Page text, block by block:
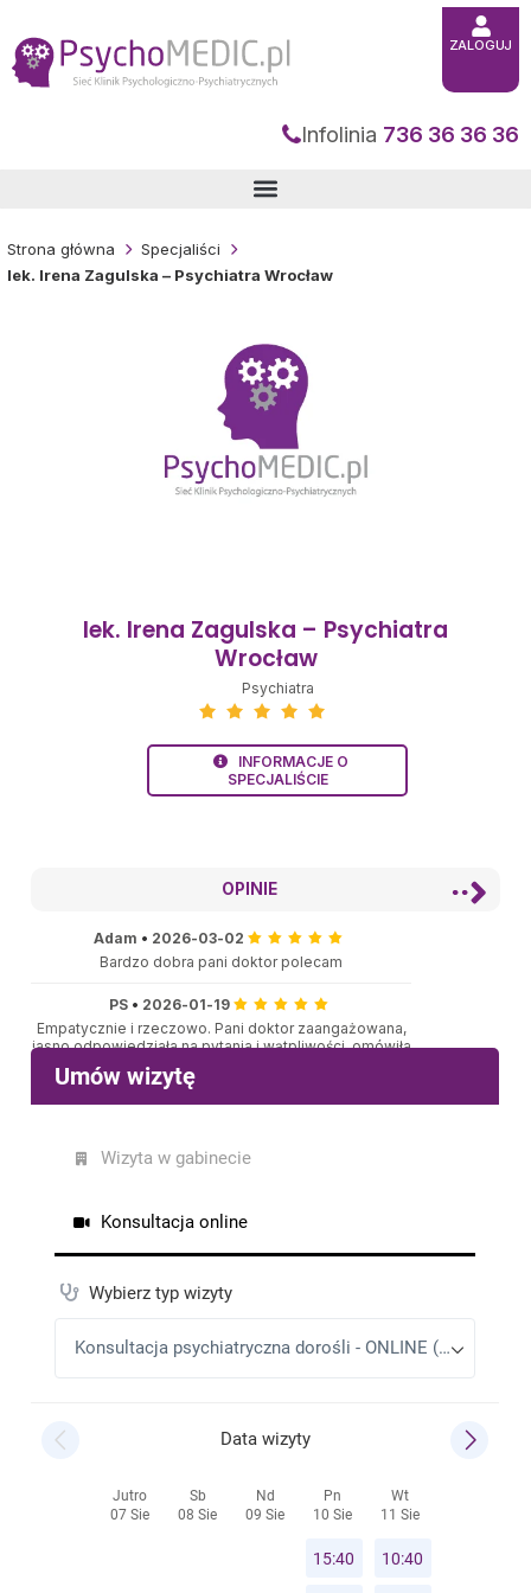
treści
Infolinia 736 36 36 36
ZALOGUJ
Strona główna
Specjaliści
lek. Irena Zagulska – Psychiatra Wrocław
lek. Irena Zagulska – Psychiatra
Wrocław
Psychiatra
INFORMACJE O
SPECJALIŚCIE
OPINIE
Adam • 2026-03-02
Bardzo dobra pani doktor polecam
PS • 2026-01-19
Empatycznie i rzeczowo. Pani doktor zaangażowana,
jasno odpowiedziała na pytania i wątpliwości, omówiła
dalsze postępowanie.
Kewin•2026-01-13
polecam
Bardzo miła Pani, przede wszystkim wykazała się
dużym zaangażowaniem. Dziękuję
Jak zwykle rzeczowo i ze zrozumieniem problemu
pacjenta.
Kewin•2025-11-26
Pani miła wyrozumiała, taka jak powinna być.
Pani Irena jak zawsze pełen profesonalizm , w moim
Pani doktor ma holistyczne podejscie do problemu,
doceniam bardzo bezposredniosc w dyskusji na